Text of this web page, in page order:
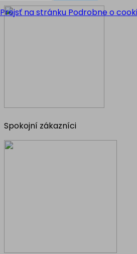
Spokojní zákazníci
Prejsť na stránku Podrobne o